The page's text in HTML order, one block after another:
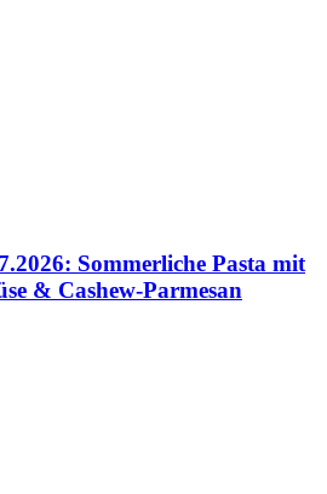
Sommerliche Pasta mit
& Cashew-Parmesan